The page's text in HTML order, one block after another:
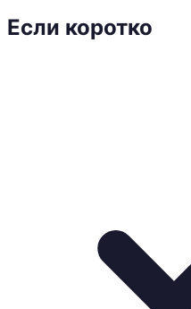
Если коротко